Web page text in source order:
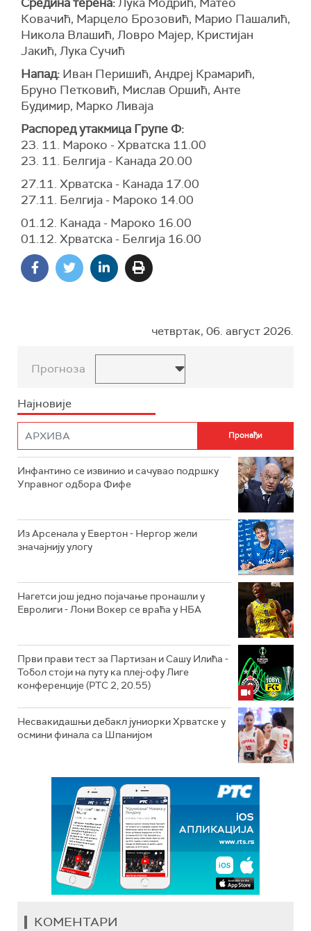
Ковачић, Марцело Брозовић, Марио Пашалић,
Никола Влашић, Ловро Мајер, Кристијан
Јакић, Лука Сучић
Напад: Иван Перишић, Андреј Крамарић,
Бруно Петковић, Мислав Оршић, Анте
Будимир, Марко Ливаја
Распоред утакмица Групе Ф:
23. 11. Мароко - Хрватска 11.00
23. 11. Белгија - Канада 20.00
27.11. Хрватска - Канада 17.00
27.11. Белгија - Мароко 14.00
01.12. Канада - Мароко 16.00
01.12. Хрватска - Белгија 16.00
четвртак, 06. август 2026.
Прогноза
Најновије
Инфантино се извинио и сачувао подршку
Управног одбора Фифе
Из Арсенала у Евертон - Нергор жели
значајнију улогу
Нагетси још једно појачање пронашли у
Евролиги - Лони Вокер се враћа у НБА
Први прави тест за Партизан и Сашу Илића -
Тобол стоји на путу ка плеј-офу Лиге
конференције (РТС 2, 20.55)
Несвакидашњи дебакл јуниорки Хрватске у
осмини финала са Шпанијом
КОМЕНТАРИ